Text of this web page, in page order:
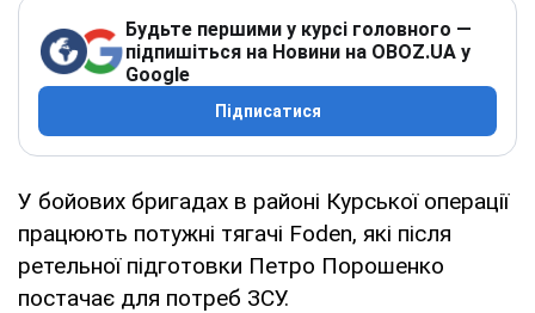
Будьте першими у курсі головного —
підпишіться на Новини на OBOZ.UA у
Google
Підписатися
У бойових бригадах в районі Курської операції
працюють потужні тягачі Foden, які після
ретельної підготовки Петро Порошенко
постачає для потреб ЗСУ.